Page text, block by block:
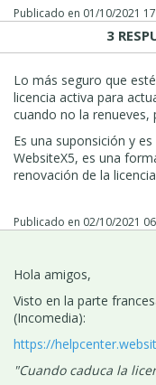
Publicado en 01/10/2021
3
Lo más seguro que
licencia activa para
cuando no la renueves,
Es una suponsición y
WebsiteX5, es una
renovación de la
Publicado en 02/10/2021
Hola amigos,
Visto en la parte
(Incomedia):
https://
"Cuando caduca la